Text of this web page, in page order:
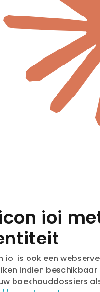
ioi
ioi is ook een
indien beschikbaar
boekhouddossiers